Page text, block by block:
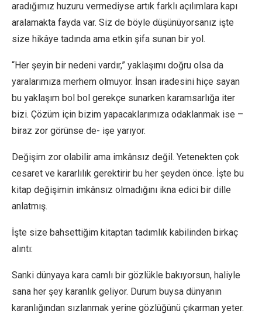
aradığımız huzuru vermediyse artık farklı açılımlara kapı
aralamakta fayda var. Siz de böyle düşünüyorsanız işte
size hikâye tadında ama etkin şifa sunan bir yol.
“Her şeyin bir nedeni vardır,” yaklaşımı doğru olsa da
yaralarımıza merhem olmuyor. İnsan iradesini hiçe sayan
bu yaklaşım bol bol gerekçe sunarken karamsarlığa iter
bizi. Çözüm için bizim yapacaklarımıza odaklanmak ise –
biraz zor görünse de- işe yarıyor.
Değişim zor olabilir ama imkânsız değil. Yetenekten çok
cesaret ve kararlılık gerektirir bu her şeyden önce. İşte bu
kitap değişimin imkânsız olmadığını ikna edici bir dille
anlatmış.
İşte size bahsettiğim kitaptan tadımlık kabilinden birkaç
alıntı:
Sanki dünyaya kara camlı bir gözlükle bakıyorsun, haliyle
sana her şey karanlık geliyor. Durum buysa dünyanın
karanlığından sızlanmak yerine gözlüğünü çıkarman yeter.